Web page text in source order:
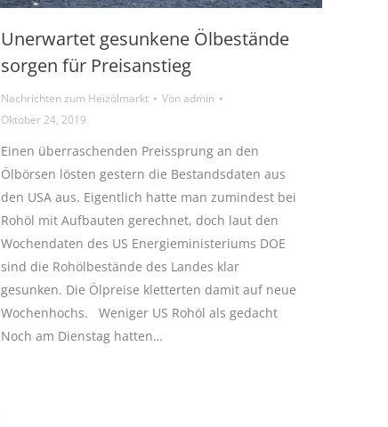
Unerwartet gesunkene Ölbestände
sorgen für Preisanstieg
Nachrichten zum Heizölmarkt Vonadmin
Oktober 24, 2019
Einen überraschenden Preissprung an den
Ölbörsen lösten gestern die Bestandsdaten aus
den USA aus. Eigentlich hatte man zumindest bei
Rohöl mit Aufbauten gerechnet, doch laut den
Wochendaten des US Energieministeriums DOE
sind die Rohölbestände des Landes klar
gesunken. Die Ölpreise kletterten damit auf neue
Wochenhochs. Weniger US Rohöl als gedacht
Noch am Dienstag hatten…